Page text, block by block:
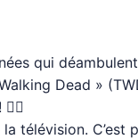
qui
Dead »
télévision. C’est